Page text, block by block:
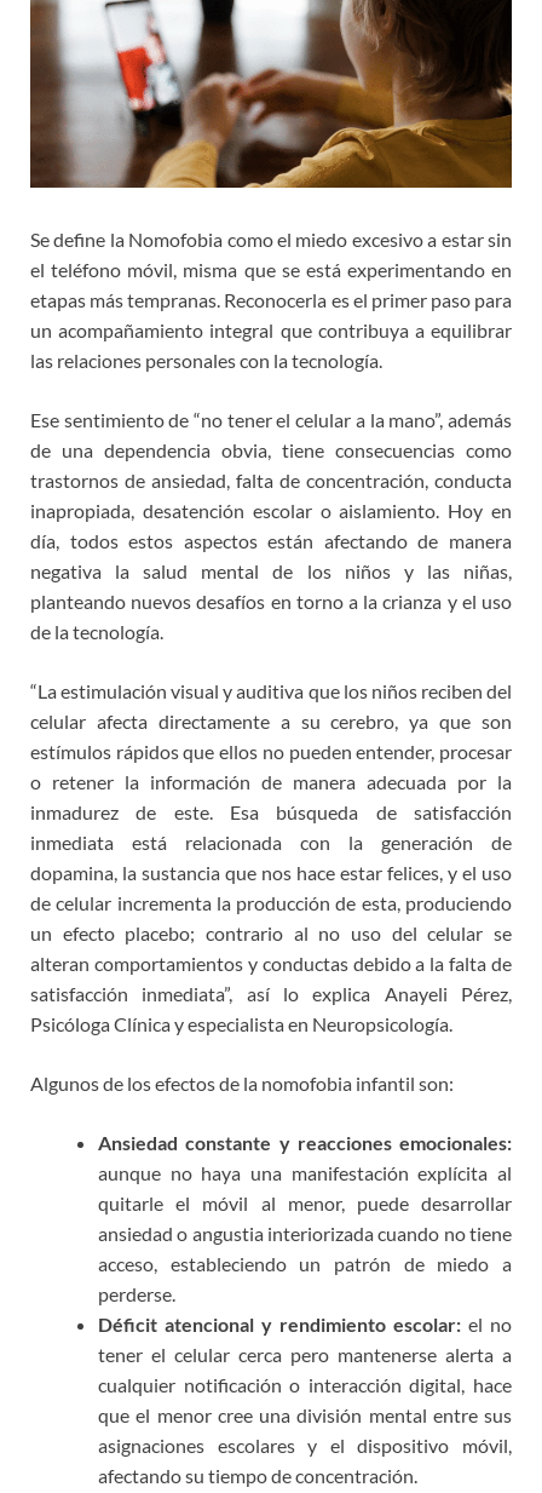
Se define la Nomofobia como el miedo excesivo a estar sin
el teléfono móvil, misma que se está experimentando en
etapas más tempranas. Reconocerla es el primer paso para
un acompañamiento integral que contribuya a equilibrar
las relaciones personales con la tecnología.
Ese sentimiento de “no tener el celular a la mano”, además
de una dependencia obvia, tiene consecuencias como
trastornos de ansiedad, falta de concentración, conducta
inapropiada, desatención escolar o aislamiento. Hoy en
día, todos estos aspectos están afectando de manera
negativa la salud mental de los niños y las niñas,
planteando nuevos desafíos en torno a la crianza y el uso
de la tecnología.
“La estimulación visual y auditiva que los niños reciben del
celular afecta directamente a su cerebro, ya que son
estímulos rápidos que ellos no pueden entender, procesar
o retener la información de manera adecuada por la
inmadurez de este. Esa búsqueda de satisfacción
inmediata está relacionada con la generación de
dopamina, la sustancia que nos hace estar felices, y el uso
de celular incrementa la producción de esta, produciendo
un efecto placebo; contrario al no uso del celular se
alteran comportamientos y conductas debido a la falta de
satisfacción inmediata”, así lo explica Anayeli Pérez,
Psicóloga Clínica y especialista en Neuropsicología.
Algunos de los efectos de la nomofobia infantil son:
Ansiedad constante y reacciones emocionales:
aunque no haya una manifestación explícita al
quitarle el móvil al menor, puede desarrollar
ansiedad o angustia interiorizada cuando no tiene
acceso, estableciendo un patrón de miedo a
perderse.
Déficit atencional y rendimiento escolar: el no
tener el celular cerca pero mantenerse alerta a
cualquier notificación o interacción digital, hace
que el menor cree una división mental entre sus
asignaciones escolares y el dispositivo móvil,
afectando su tiempo de concentración.